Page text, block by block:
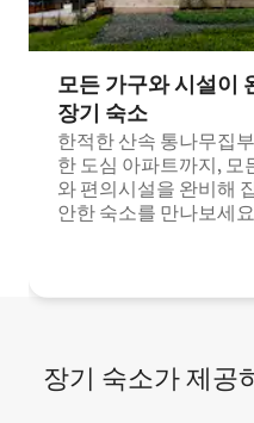
모든 가구와 시설이
장기 숙소
한적한 산속 통나무집
한 도심 아파트까지, 모
와 편의시설을 완비해
안한 숙소를 만나보세
장기 숙소가 제공